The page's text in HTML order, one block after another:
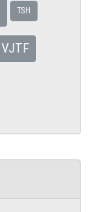
TSH
VJTF